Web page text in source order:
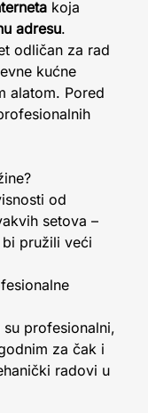
koja
adresu.
odličan za rad
kućne
alatom. Pored
od
setova –
pružili veći
profesionalni,
za čak i
radovi u